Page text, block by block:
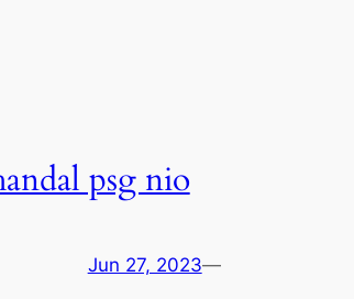
psg nio
Jun 27, 2023—